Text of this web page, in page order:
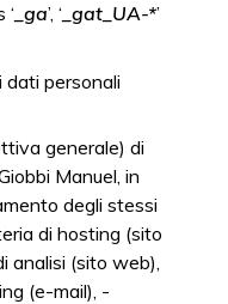
_ga’, ‘ _gat_UA-*’
dati personali
generale) di
Manuel, in
degli stessi
di hosting (sito
analisi (sito web),
(e-mail), -